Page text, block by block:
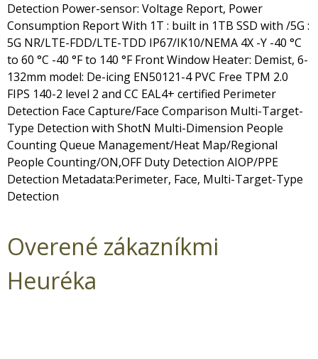
Detection Power-sensor: Voltage Report, Power
Consumption Report With 1T : built in 1TB SSD with /5G :
5G NR/LTE-FDD/LTE-TDD IP67/IK10/NEMA 4X -Y -40 °C
to 60 °C -40 °F to 140 °F Front Window Heater: Demist, 6-
132mm model: De-icing EN50121-4 PVC Free TPM 2.0
FIPS 140-2 level 2 and CC EAL4+ certified Perimeter
Detection Face Capture/Face Comparison Multi-Target-
Type Detection with ShotN Multi-Dimension People
Counting Queue Management/Heat Map/Regional
People Counting/ON,OFF Duty Detection AIOP/PPE
Detection Metadata:Perimeter, Face, Multi-Target-Type
Detection
Overené zákazníkmi
Heuréka